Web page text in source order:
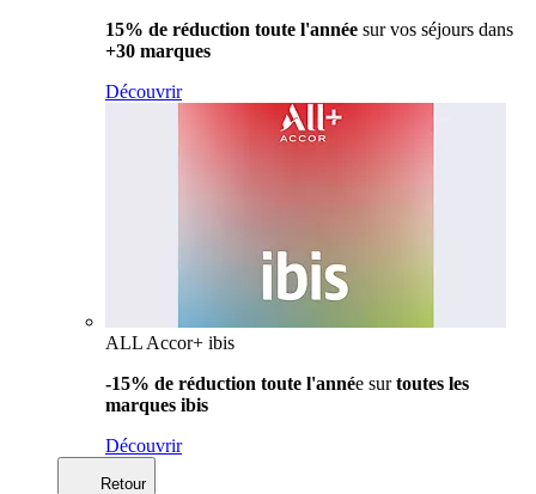
15% de réduction toute l'année sur vos séjours dans
+30 marques
Découvrir
ALL Accor+ ibis
-15% de réduction toute l'année surtoutes les
marques ibis
Découvrir
Retour